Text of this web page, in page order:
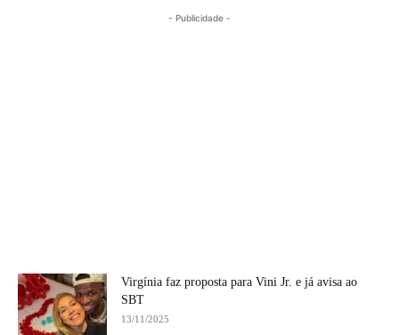
- Publicidade -
Virgínia faz proposta para Vini Jr. e já avisa ao
SBT
13/11/2025